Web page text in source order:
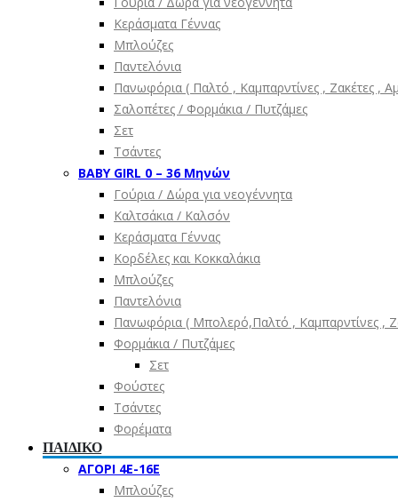
Κεράσματα Γέννας
Μπλούζες
Παντελόνια
Πανωφόρια ( Παλτό , Καμπαρντίνες , Ζακέτες ,
Σαλοπέτες / Φορμάκια / Πυτζάμες
Σετ
Τσάντες
BABY GIRL 0 – 36 Μηνών
Γούρια / Δώρα για νεογέννητα
Καλτσάκια / Καλσόν
Κεράσματα Γέννας
Κορδέλες και Κοκκαλάκια
Μπλούζες
Παντελόνια
Πανωφόρια ( Μπολερό,Παλτό , Καμπαρντίνες ,
Φορμάκια / Πυτζάμες
Σετ
Φούστες
Τσάντες
Φορέματα
ΠΑΙΔΙΚΟ
ΑΓΟΡΙ 4Ε-16Ε
Μπλούζες